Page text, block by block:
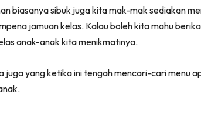
biasanya sibuk juga kita mak-mak sediakan
jamuan kelas. Kalau boleh kita mahu
anak-anak kita menikmatinya.
juga yang ketika ini tengah mencari-cari menu